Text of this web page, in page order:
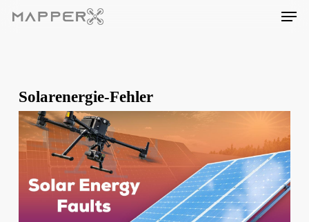
Menu
Solarenergie-Fehler